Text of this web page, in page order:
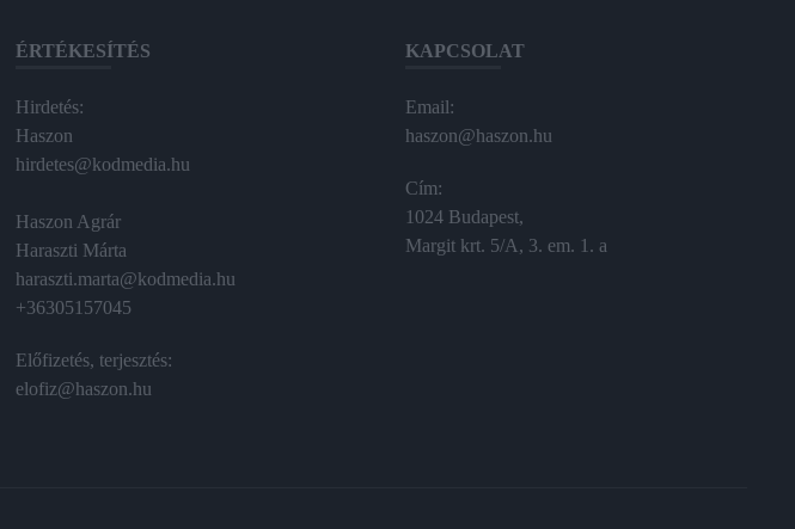
ÉRTÉKESÍTÉS
Hirdetés:
Haszon
hirdetes@kodmedia.hu
Haszon Agrár
Haraszti Márta
haraszti.marta@kodmedia.hu
+36305157045
Előfizetés, terjesztés:
elofiz@haszon.hu
KAPCSOLAT
Email:
haszon@haszon.hu
Cím:
1024 Budapest,
Margit krt. 5/A, 3. em. 1. a